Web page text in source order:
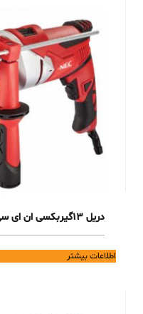
دریل 13گیربکسی ان ای سی مدل 1372
اطلاعات بیشتر